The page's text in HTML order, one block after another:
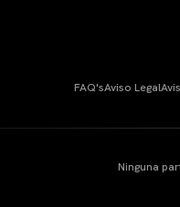
FAQ'sAviso Legal
Ninguna